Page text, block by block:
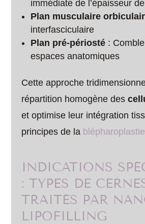
immédiate de l’épaisseur
Plan musculaire
interfasciculaire
Plan pré-périosté :
espaces anatomiques
Cette approche
répartition homogène des
et optimise leur intégration
principes de la
INDICATIONS
: TYPES DE
TRAITÉS PAR
LIPOFILLING